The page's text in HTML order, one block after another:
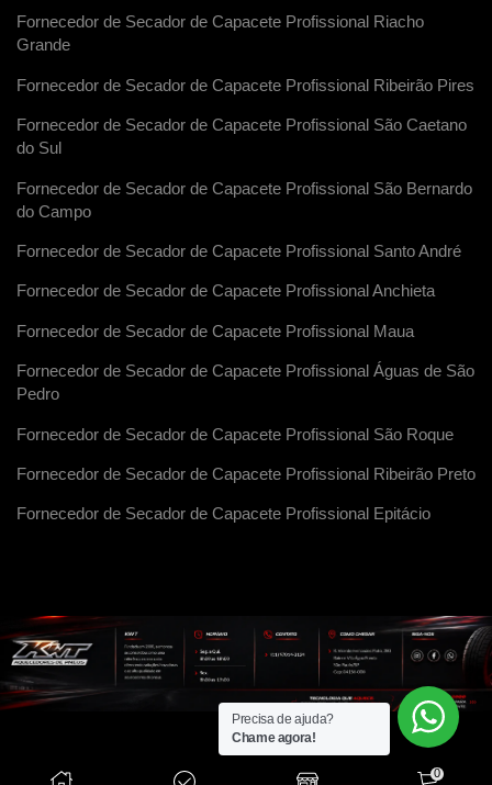
Fornecedor de Secador de Capacete Profissional Riacho
Grande
Fornecedor de Secador de Capacete Profissional Ribeirão Pires
Fornecedor de Secador de Capacete Profissional São Caetano
do Sul
Fornecedor de Secador de Capacete Profissional São Bernardo
do Campo
Fornecedor de Secador de Capacete Profissional Santo André
Fornecedor de Secador de Capacete Profissional Anchieta
Fornecedor de Secador de Capacete Profissional Maua
Fornecedor de Secador de Capacete Profissional Águas de São
Pedro
Fornecedor de Secador de Capacete Profissional São Roque
Fornecedor de Secador de Capacete Profissional Ribeirão Preto
Fornecedor de Secador de Capacete Profissional Epitácio
0
Precisa de ajuda?
Chame agora!